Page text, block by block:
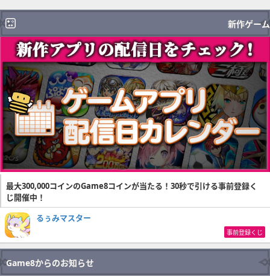
新作ゲーム
最大300,000コインのGame8コインが当たる！30秒で引ける事前登録く
じ開催中！
るぅみマスター
事前登録くじ
Game8からのお知らせ